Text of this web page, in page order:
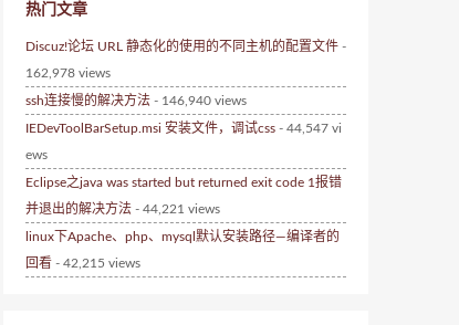
热门文章
Discuz!论坛 URL 静态化的使用的不同主机的配置文件 -
162,978 views
ssh连接慢的解决方法 - 146,940 views
IEDevToolBarSetup.msi 安装文件，调试css - 44,547 vi
ews
Eclipse之java was started but returned exit code 1报错
并退出的解决方法 - 44,221 views
linux下Apache、php、mysql默认安装路径—编译者的
回看 - 42,215 views